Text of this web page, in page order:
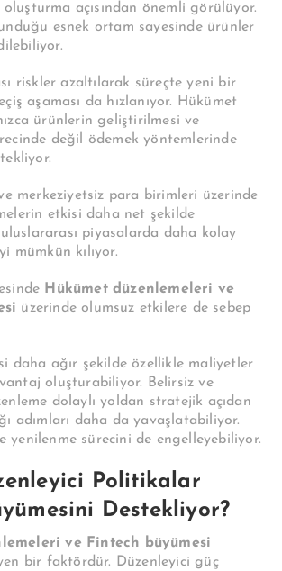
açısından önemli görülüyor.
esnek ortam sayesinde ürünler
riskler azaltılarak süreçte yeni bir
aşaması da hızlanıyor. Hükümet
ürünlerin geliştirilmesi ve
değil ödemek yöntemlerinde
merkeziyetsiz para birimleri üzerinde
etkisi daha net şekilde
piyasalarda daha kolay
mümkün kılıyor.
Hükümet düzenlemeleri ve
üzerinde olumsuz etkilere de sebep
daha ağır şekilde özellikle maliyetler
oluşturabiliyor. Belirsiz ve
dolaylı yoldan stratejik açıdan
adımları daha da yavaşlatabiliyor.
yenilenme sürecini de engelleyebiliyor.
Politikalar
Destekliyor?
ve Fintech büyümesi
bir faktördür. Düzenleyici güç